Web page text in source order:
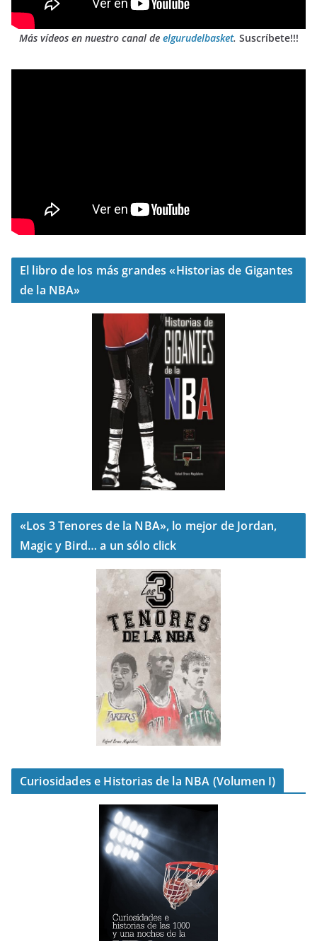
Más vídeos en nuestro canal de elgurudelbasket. Suscríbete!!!
El libro de los más grandes «Historias de Gigantes
de la NBA»
«Los 3 Tenores de la NBA», lo mejor de Jordan,
Magic y Bird… a un sólo click
Curiosidades e Historias de la NBA (Volumen I)